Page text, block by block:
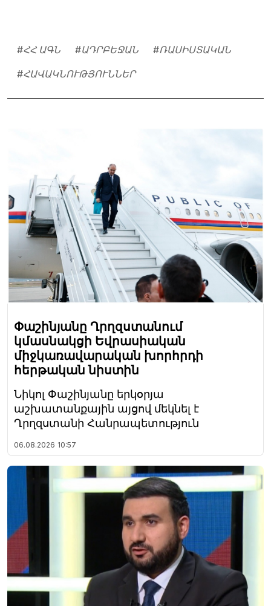
#ՀՀ ԱԳՆ #ԱԴՐԲԵՋԱՆ #ՌԱՍԻՍՏԱԿԱՆ
#ՀԱՎԱԿՆՈՒԹՅՈՒՆՆԵՐ
Փաշինյանը Ղրղզստանում
կմասնակցի Եվրասիական
միջկառավարական խորհրդի
հերթական նիստին
Նիկոլ Փաշինյանը երկօրյա
աշխատանքային այցով մեկնել է
Ղրղզստանի Հանրապետություն
06.08.2026 10:57